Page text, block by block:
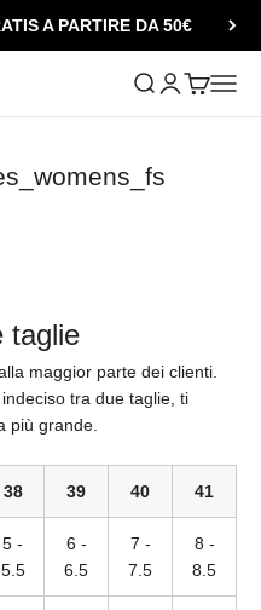
A PARTIRE DA 50€
Mostra il menu
MostraMostra il
Apri il
taglie
maggior parte dei clienti.
tra due taglie, ti
più grande.
38 39 40 41
5 -
5.5
6 -
6.5
7 -
7.5
8 -
8.5